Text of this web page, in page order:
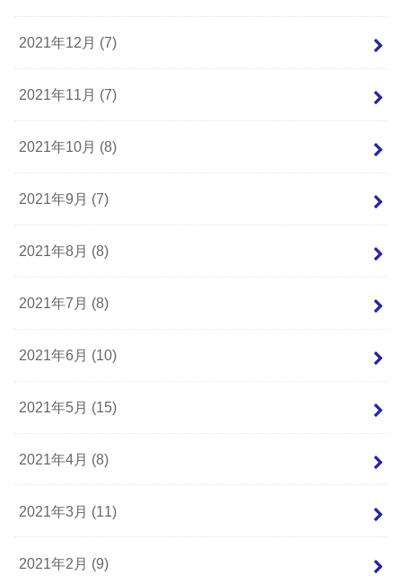
2021年12月 (7)
2021年11月 (7)
2021年10月 (8)
2021年9月 (7)
2021年8月 (8)
2021年7月 (8)
2021年6月 (10)
2021年5月 (15)
2021年4月 (8)
2021年3月 (11)
2021年2月 (9)